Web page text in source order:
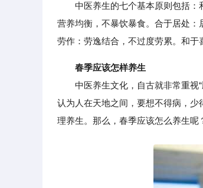
中医养生的七个基本原则包括：
营养均衡，不暴饮暴食。合于居处
劳作：劳逸结合，不过度劳累。和于
春季应该怎样养生
中医养生文化，自古就非常重视“
认为人在天地之间，要想不得病，
理养生。那么，春季应该怎么养生呢